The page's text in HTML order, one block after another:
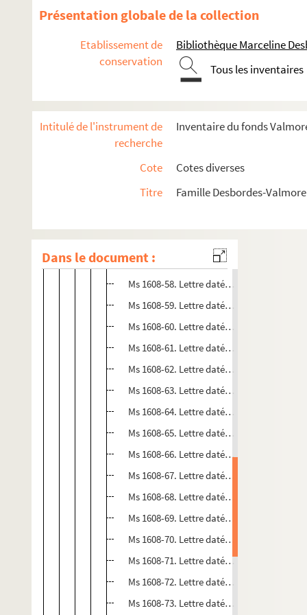
Présentation globale de la collection
Etablissement de
conservation
Bibliothèque Marceline
Tous les inventaires
Intitulé de l'instrument de
recherche
Inventaire du fonds
Cote
Cotes diverses
Titre
Famille Desbordes-
Dans le document :
Ms 1608-45. Lettre datée du 6 juillet 1842
Ms 1608-47. Lettre datée du 6 septembre
Ms 1608-48. Lettre datée du 12 septembre
Ms 1608-50. Lettre datée du 15 mai 1845
Ms 1608-51. Lettre datée du 13 ou 15 juillet
Ms 1608-54. Lettre datée du 8 décembre
Ms 1608-56. Lettre datée du 14 décembre
Ms 1608-57. Lettre datée de décembre 1850
Ms 1608-58. Lettre datée du 13 décembre
Ms 1608-59. Lettre datée du 17 décembre
Ms 1608-60. Lettre datée de janvier 1852
Ms 1608-61. Lettre datée du 17 janvier 1853
Ms 1608-62. Lettre datée du 10 janvier 1853
Ms 1608-63. Lettre datée du 23 janvier 1853
Ms 1608-64. Lettre datée du 15 février 1854
Ms 1608-65. Lettre datée du 28 février 1854
Ms 1608-66. Lettre datée du 16 avril 1854
Ms 1608-67. Lettre datée du 24 juin 1854
Ms 1608-68. Lettre datée du 3 novembre
Ms 1608-69. Lettre datée du 8 mars 1856
Ms 1608-70. Lettre datée du 1er mai 1856
Ms 1608-71. Lettre datée du 30 décembre
Ms 1608-72. Lettre datée du 4 septembre
Ms 1608-73. Lettre datée du 28 décembre